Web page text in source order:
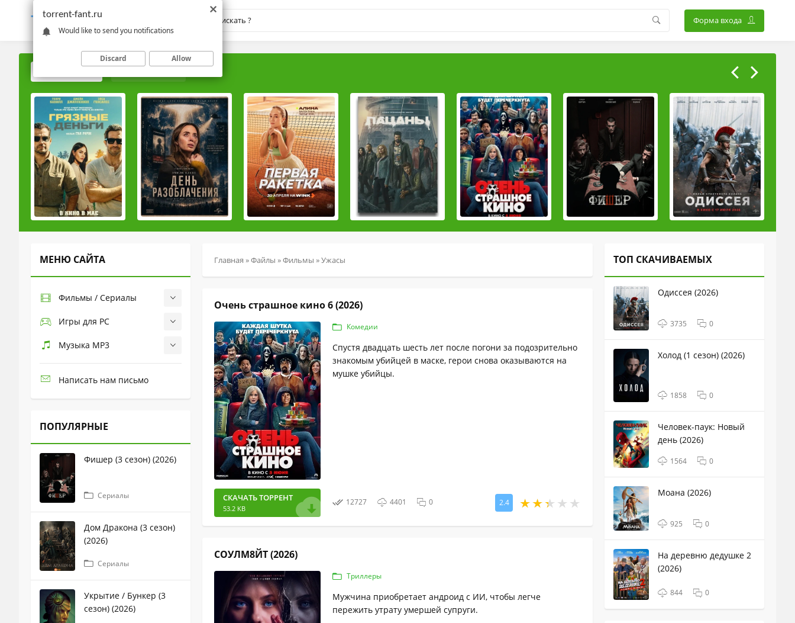
TORRENT-FANT.RU Форма входа
МЕНЮ САЙТА
Фильмы / Сериалы
Игры для PC
Музыка MP3
Написать нам письмо
ПОПУЛЯРНЫЕ
Фишер (3 сезон) (2026)
Сериалы
Дом Дракона (3 сезон)
(2026)
Сериалы
Укрытие / Бункер (3
сезон) (2026)
Главная »Файлы »Фильмы » Ужасы
Очень страшное кино 6 (2026)
СКАЧАТЬ ТОРРЕНТ
53.2 KB
Комедии
Спустя двадцать шесть лет после погони за подозрительно
знакомым убийцей в маске, герои снова оказываются на
мушке убийцы.
12727 4401 0 2.4
СОУЛМ8ЙТ (2026)
Триллеры
Мужчина приобретает андроид с ИИ, чтобы легче
пережить утрату умершей супруги.
ТОП СКАЧИВАЕМЫХ
Одиссея (2026)
3735 0
Холод (1 сезон) (2026)
1858 0
Человек-паук: Новый
день (2026)
1564 0
Моана (2026)
925 0
На деревню дедушке 2
(2026)
844 0
torrent-fant.ru
Would like to send you notifications
Discard Allow